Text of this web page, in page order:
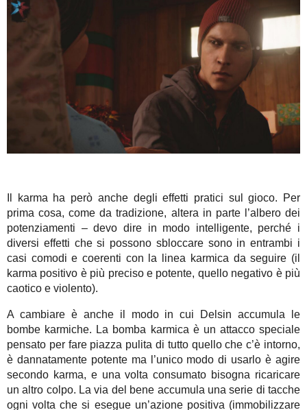
Il karma ha però anche degli effetti pratici sul gioco. Per
prima cosa, come da tradizione, altera in parte l’albero dei
potenziamenti – devo dire in modo intelligente, perché i
diversi effetti che si possono sbloccare sono in entrambi i
casi comodi e coerenti con la linea karmica da seguire (il
karma positivo è più preciso e potente, quello negativo è più
caotico e violento).
A cambiare è anche il modo in cui Delsin accumula le
bombe karmiche. La bomba karmica è un attacco speciale
pensato per fare piazza pulita di tutto quello che c’è intorno,
è dannatamente potente ma l’unico modo di usarlo è agire
secondo karma, e una volta consumato bisogna ricaricare
un altro colpo. La via del bene accumula una serie di tacche
ogni volta che si esegue un’azione positiva (immobilizzare